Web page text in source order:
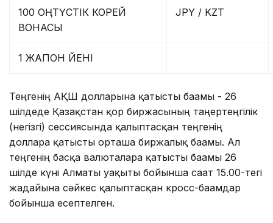
100 ОҢТҮСТІК КОРЕЙ
ВОНАСЫ
JPY / KZT
1 ЖАПОН ЙЕНІ
Теңгенің АҚШ долларына қатысты бағамы - 26
шілдеде Қазақстан қор биржасының таңертеңгілік
(негізгі) сессиясында қалыптасқан теңгенің
долларға қатысты орташа биржалық бағамы. Ал
теңгенің басқа валюталарға қатысты бағамы 26
шілде күні Алматы уақыты бойынша сағат 15.00-тегі
жағдайына сәйкес қалыптасқан кросс-бағамдар
бойынша есептелген.